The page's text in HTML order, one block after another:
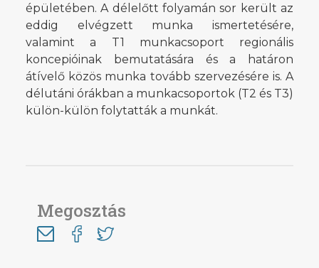
épületében. A délelőtt folyamán sor került az
eddig elvégzett munka ismertetésére,
valamint a T1 munkacsoport regionális
koncepióinak bemutatására és a határon
átívelő közös munka tovább szervezésére is. A
délutáni órákban a munkacsoportok (T2 és T3)
külön-külön folytatták a munkát.
Megosztás